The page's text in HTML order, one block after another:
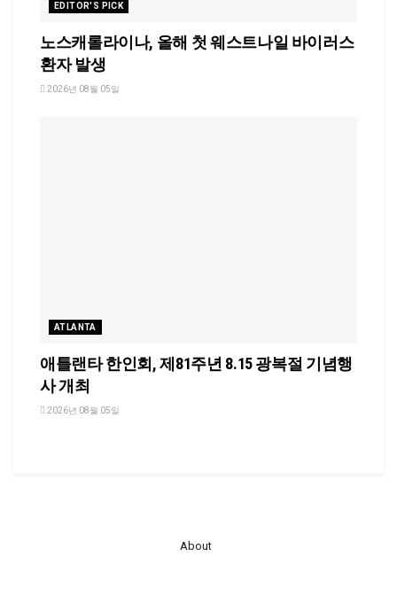
EDITOR'S PICK
노스캐롤라이나, 올해 첫 웨스트나일 바이러스
환자 발생
2026년 08월 05일
ATLANTA
애틀랜타 한인회, 제81주년 8.15 광복절 기념행
사 개최
2026년 08월 05일
About